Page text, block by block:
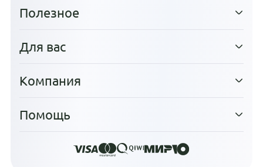
Полезное
Для вас
Компания
Помощь